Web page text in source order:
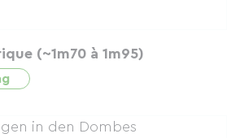
(~1m70 à 1m95)